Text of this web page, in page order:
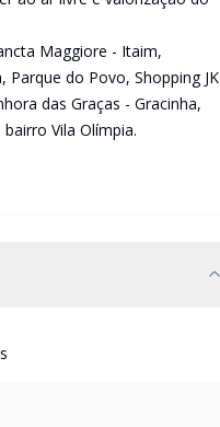
Maggiore - Itaim,
do Povo, Shopping JK
das Graças - Gracinha,
Vila Olímpia.